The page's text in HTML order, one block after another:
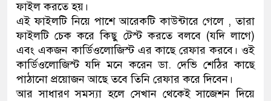
যে ভাবে ডেভিড ইমনের কাছে
‘আজহার খান’
অবৈধ বিদেশি পিস্তল, ম্যাগাজিন
জড়িত কিশোর গ্যাংয়ের চার শিশু আটক
ফাইল করতে হয়।
এই ফাইলটি নিয়ে পাশে আরেকটি কাউন্টারে গেলে , তারা
ফাইলটি চেক করে কিছু টেস্ট করতে বলবে (যদি লাগে)
এবং একজন কার্ডিওলোজিস্ট এর কাছে রেফার করবে। ওই
কার্ডিওলোজিস্ট যদি মনে করেন ডা. দেভি শেঠির কাছে
পাঠানো প্রয়োজন আছে তবে তিনি রেফার করে দিবেন।
আর সাধারণ সমস্যা হলে সেখান থেকেই সাজেশন দিয়ে